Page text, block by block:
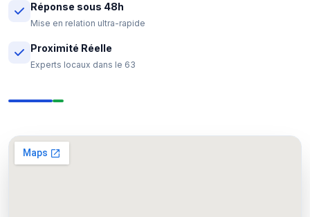
Réponse sous 48h
Mise en relation ultra-rapide
Proximité Réelle
Experts locaux dans le 63